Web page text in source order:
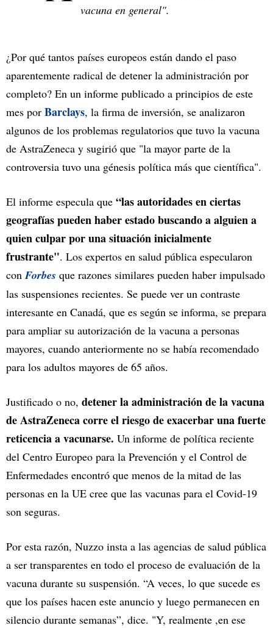
vacuna en general".
¿Por qué tantos países europeos están dando el paso
aparentemente radical de detener la administración por
completo? En un informe publicado a principios de este
mes por Barclays, la firma de inversión, se analizaron
algunos de los problemas regulatorios que tuvo la vacuna
de AstraZeneca y sugirió que "la mayor parte de la
controversia tuvo una génesis política más que científica".
El informe especula que “las autoridades en ciertas
geografías pueden haber estado buscando a alguien a
quien culpar por una situación inicialmente
frustrante". Los expertos en salud pública especularon
conForbes que razones similares pueden haber impulsado
las suspensiones recientes. Se puede ver un contraste
interesante en Canadá, que es según se informa, se prepara
para ampliar su autorización de la vacuna a personas
mayores, cuando anteriormente no se había recomendado
para los adultos mayores de 65 años.
Justificado o no, detener la administración de la vacuna
de AstraZeneca corre el riesgo de exacerbar una fuerte
reticencia a vacunarse. Un informe de política reciente
del Centro Europeo para la Prevención y el Control de
Enfermedades encontró que menos de la mitad de las
personas en la UE cree que las vacunas para el Covid-19
son seguras.
Por esta razón, Nuzzo insta a las agencias de salud pública
a ser transparentes en todo el proceso de evaluación de la
vacuna durante su suspensión. “A veces, lo que sucede es
que los países hacen este anuncio y luego permanecen en
silencio durante semanas”, dice. "Y, realmente ,en ese